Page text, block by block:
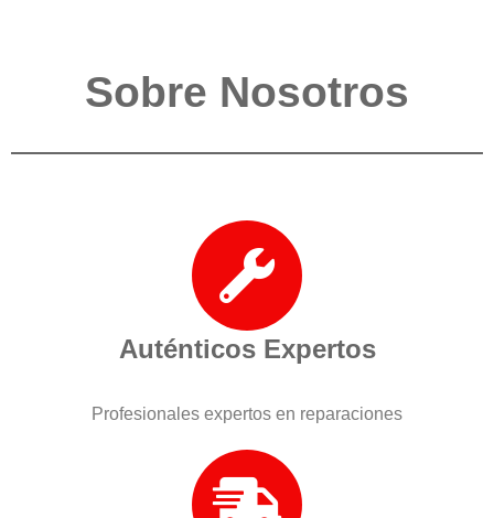
Sobre Nosotros
Auténticos Expertos
Profesionales expertos en reparaciones